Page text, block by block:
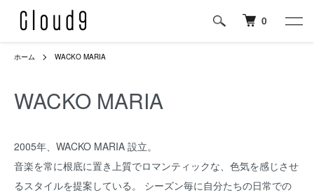
0
ホーム WACKO MARIA
WACKO MARIA
2005年、WACKO MARIA 設立。
音楽を常に根底に置き上質でロマンティックな、色気を感じさせ
るスタイルを提案している。 シーズン毎に自分たちの日常での